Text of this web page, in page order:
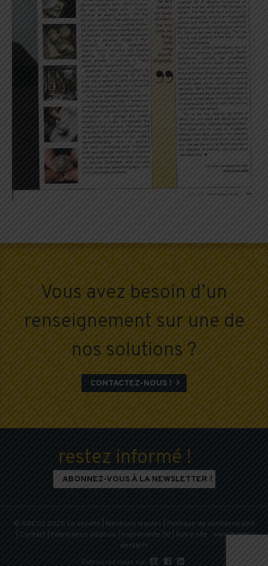
Vous avez besoin d’un
renseignement sur une de
nos solutions ?
CONTACTEZ-NOUS ! 
restez informé !
ABONNEZ-VOUS À LA NEWSLETTER !
© KREOS 2025 La société Mentions légales
Politique de confidentialité
Contact Fabrication additive Imprimante 3d | Autre site : www.kreos-
dental.fr
Retrouvez nous sur
  